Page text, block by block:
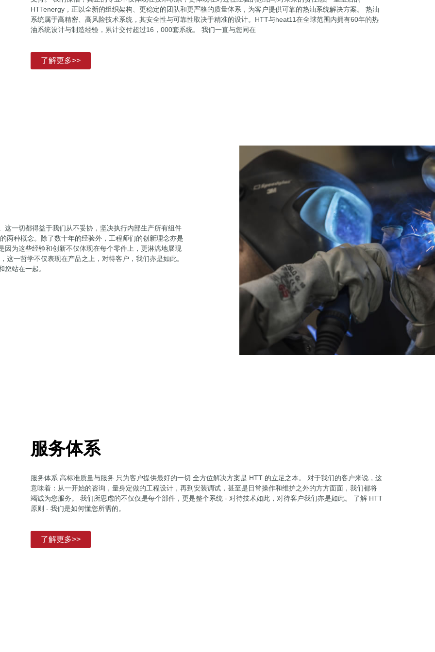
HTTenergy，正以全新的组织架构、更稳定的团队和更严格的质量体系，为客户提供可靠的热油系统解决方案。 热油
系统属于高精密、高风险技术系统，其安全性与可靠性取决于精准的设计。HTT与heat11在全球范围内拥有60年的热
油系统设计与制造经验，累计交付超过16，000套系统。 我们一直与您同在
了解更多>>
一切都得益于我们从不妥协，坚决执行内部生产所有组件
两种概念。除了数十年的经验外，工程师们的创新理念亦是
为这些经验和创新不仅体现在每个零件上，更淋漓地展现
这一哲学不仅表现在产品之上，对待客户，我们亦是如此。
站在一起。
服务体系
服务体系 高标准质量与服务 只为客户提供最好的一切 全方位解决方案是 HTT 的立足之本。 对于我们的客户来说，这
意味着：从一开始的咨询，量身定做的工程设计，再到安装调试，甚至是日常操作和维护之外的方方面面，我们都将
竭诚为您服务。 我们所思虑的不仅仅是每个部件，更是整个系统 - 对待技术如此，对待客户我们亦是如此。 了解 HTT
原则 - 我们是如何懂您所需的。
了解更多>>